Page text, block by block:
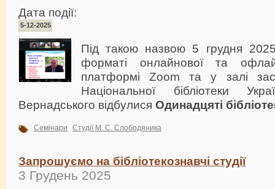
Дата події:
5-12-2025
Під такою назвою 5 грудня
форматі онлайнової та
платформі Zoom та у залі
Національної бібліотеки
Вернадського відбулися Одинадцяті
Семінари Студії М. С. Слободяника
Запрошуємо на бібліотекознавчі студії
3 Грудень 2025